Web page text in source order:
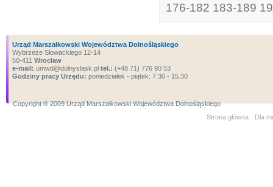
176-182 183-189
Urząd Marszałkowski Województwa Dolnośląskiego
Wybrzeże Słowackiego 12-14
50-411 Wrocław
e-mail: umwd@dolnyslask.pl tel.: (+48 71) 776 90 53
Godziny pracy Urzędu: poniedziałek - piątek: 7.30 - 15.30
Copyright ® 2009 Urząd Marszałkowski Województwa Dolnośląskiego
Strona główna
Dla